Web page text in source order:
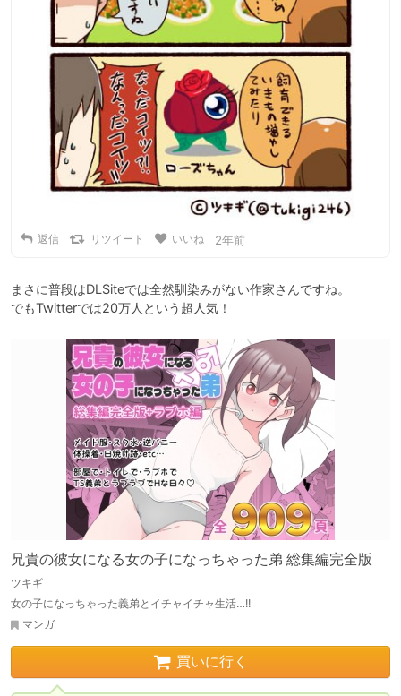
返信 リツイート いいね 2年前
まさに普段はDLSiteでは全然馴染みがない作家さんですね。
でもTwitterでは20万人という超人気！
兄貴の彼女になる女の子になっちゃった弟 総集編完全版
ツキギ
女の子になっちゃった義弟とイチャイチャ生活…!!
マンガ
買いに行く